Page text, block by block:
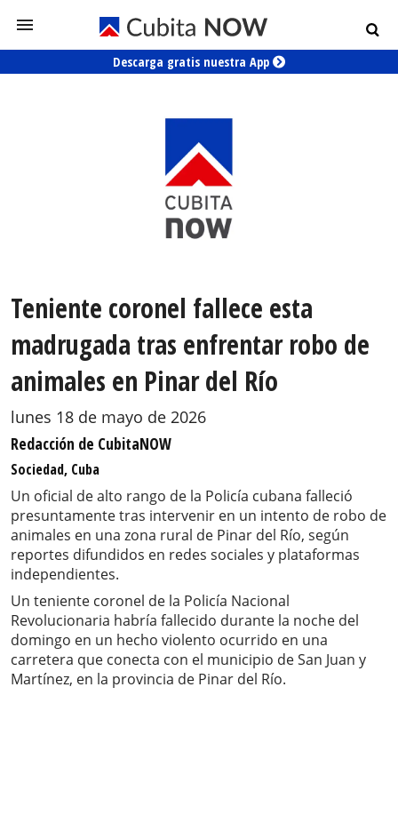
Descarga gratis nuestra App
Teniente coronel fallece esta
madrugada tras enfrentar robo de
animales en Pinar del Río
lunes 18 de mayo de 2026
Redacción de CubitaNOW
Sociedad, Cuba
Un oficial de alto rango de la Policía cubana falleció
presuntamente tras intervenir en un intento de robo de
animales en una zona rural de Pinar del Río, según
reportes difundidos en redes sociales y plataformas
independientes.
Un teniente coronel de la Policía Nacional
Revolucionaria habría fallecido durante la noche del
domingo en un hecho violento ocurrido en una
carretera que conecta con el municipio de San Juan y
Martínez, en la provincia de Pinar del Río.